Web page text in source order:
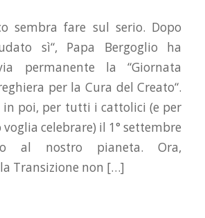
sembra fare sul serio. Dopo
sì“, Papa Bergoglio ha
permanente la “Giornata
per la Cura del Creato“.
in poi, per tutti i cattolici (e per
celebrare) il 1° settembre
al nostro pianeta. Ora,
Transizione non […]